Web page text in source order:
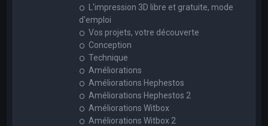
L'impression 3D libre et gratuite, mode
d'emploi
Vos projets, votre découverte
Conception
Technique
Améliorations
Améliorations Hephestos
Améliorations Hephestos 2
Améliorations Witbox
Améliorations Witbox 2